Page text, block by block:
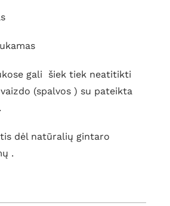
gali šiek tiek neatitikti
(spalvos ) su pateikta
dėl natūralių gintaro
.